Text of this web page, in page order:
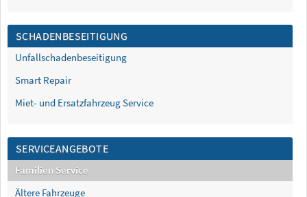
SCHADENBESEITIGUNG
Unfallschadenbeseitigung
Smart Repair
Miet- und Ersatzfahrzeug Service
SERVICEANGEBOTE
Familien Service
Ältere Fahrzeuge